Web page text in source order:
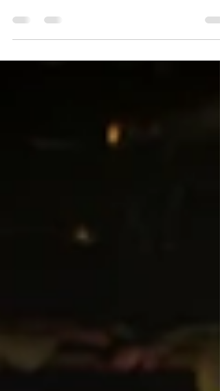
Ancienne bassiste du groupe Theodore, Paul & Gabriel,